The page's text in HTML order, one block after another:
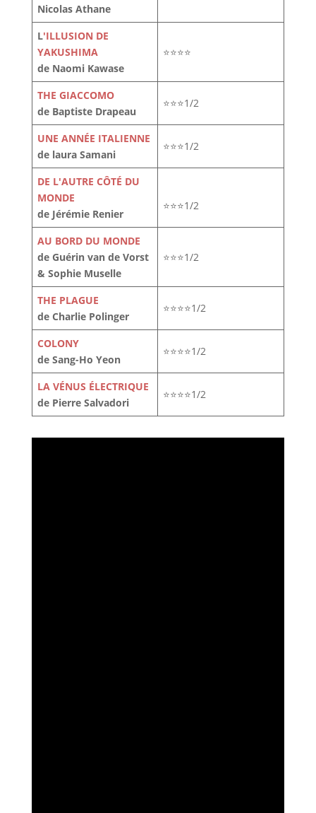
Nicolas Athane
L'ILLUSION DE
YAKUSHIMA
de Naomi Kawase
⭐⭐⭐⭐
THE GIACCOMO
de Baptiste Drapeau
⭐⭐⭐1/2
UNE ANNÉE ITALIENNE
de laura Samani
⭐⭐⭐1/2
DE L'AUTRE CÔTÉ DU
MONDE
de Jérémie Renier
⭐⭐⭐1/2
AU BORD DU MONDE
de Guérin van de Vorst
& Sophie Muselle
⭐⭐⭐1/2
THE PLAGUE
de Charlie Polinger
⭐⭐⭐⭐1/2
COLONY
de Sang-Ho Yeon
⭐⭐⭐⭐1/2
LA VÉNUS ÉLECTRIQUE
de Pierre Salvadori
⭐⭐⭐⭐1/2